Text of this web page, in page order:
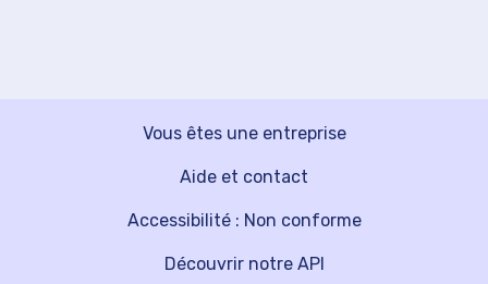
Vous êtes une entreprise
Découvrir notre API
Aide et contact
Accessibilité : Non conforme